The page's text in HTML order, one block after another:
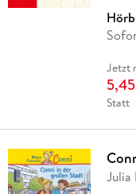
Jetzt
Statt
Julia